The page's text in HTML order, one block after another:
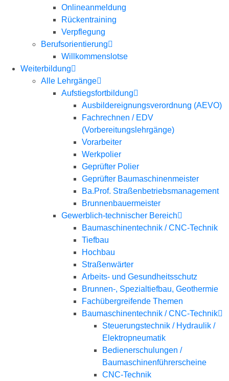
Onlineanmeldung
Rückentraining
Verpflegung
Berufsorientierung
Willkommenslotse
Weiterbildung
Alle Lehrgänge
Aufstiegsfortbildung
Ausbildereignungsverordnung (AEVO)
Fachrechnen / EDV
(Vorbereitungslehrgänge)
Vorarbeiter
Werkpolier
Geprüfter Polier
Geprüfter Baumaschinenmeister
Ba.Prof. Straßenbetriebsmanagement
Brunnenbauermeister
Gewerblich-technischer Bereich
Baumaschinentechnik / CNC-Technik
Tiefbau
Hochbau
Straßenwärter
Arbeits- und Gesundheitsschutz
Brunnen-, Spezialtiefbau, Geothermie
Fachübergreifende Themen
Baumaschinentechnik / CNC-Technik
Steuerungstechnik / Hydraulik /
Elektropneumatik
Bedienerschulungen /
Baumaschinenführerscheine
CNC-Technik